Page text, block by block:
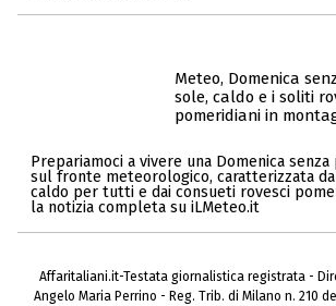
Meteo, Domenica
sole, caldo e i soliti
pomeridiani in
Prepariamoci a vivere una Domenica
sul fronte meteorologico, caratterizzata
caldo per tutti e dai consueti rovesci
la notizia completa su iLMeteo.it
Affaritaliani.it-Testata giornalistica registrata -
Angelo Maria Perrino - Reg. Trib. di Milano n. 210